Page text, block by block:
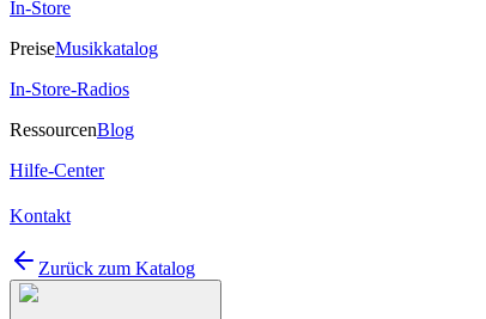
In-Store
PreiseMusikkatalog
In-Store-Radios
RessourcenBlog
Hilfe-Center
Kontakt
Zurück zum Katalog